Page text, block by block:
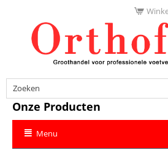
Onze Producten
Menu